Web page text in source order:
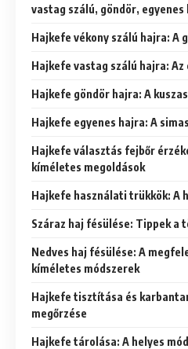
vastag szálú, göndör, egyenes
Hajkefe vékony szálú hajra: A
Hajkefe vastag szálú hajra:
Hajkefe göndör hajra: A
Hajkefe egyenes hajra: A
Hajkefe választás fejbőr
kíméletes megoldások
Hajkefe használati trükkök: A
Száraz haj fésülése: Tippek a
Nedves haj fésülése: A
kíméletes módszerek
Hajkefe tisztítása és
megőrzése
Hajkefe tárolása: A helyes